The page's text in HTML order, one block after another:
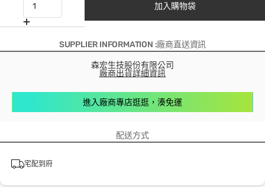
加入購物袋
SUPPLIER INFORMATION :廠商直送資訊
森宏生技股份有限公司
廠商出貨詳細資訊
進入廠商專店逛逛，湊免運
配送方式
宅配到府